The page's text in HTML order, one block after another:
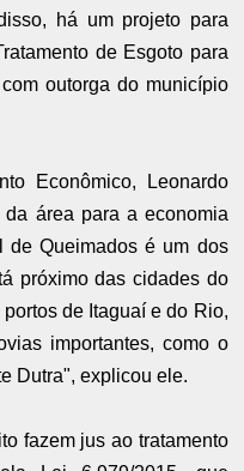
há um projeto para
de Esgoto para
outorga do município
Econômico, Leonardo
área para a economia
de Queimados é um dos
próximo das cidades do
de Itaguaí e do Rio,
importantes, como o
Dutra", explicou ele.
fazem jus ao tratamento